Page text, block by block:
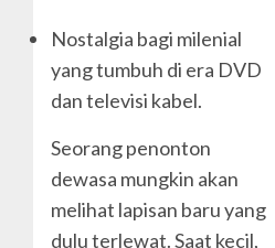
Nostalgia bagi milenial
yang tumbuh di era DVD
dan televisi kabel.
Seorang penonton
dewasa mungkin akan
melihat lapisan baru yang
dulu terlewat. Saat kecil,